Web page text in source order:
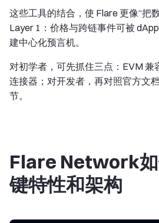
这些工具的结合，使 Flare 更像“把
Layer 1：价格与跨链事件可被
建中心化预言机。
对初学者，可先抓住三点：EVM 兼
连接器；对开发者，再对照官方文
节。
Flare Network
键特性和架构